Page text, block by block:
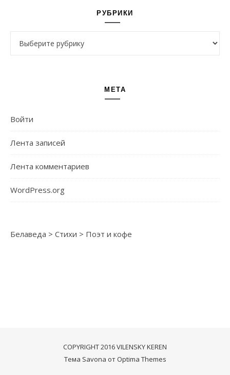
РУБРИКИ
МЕТА
Войти
Лента записей
Лента комментариев
WordPress.org
Белаведа > Стихи > Поэт и кофе
COPYRIGHT 2016 VILENSKY KEREN
Тема Savona от Optima Themes